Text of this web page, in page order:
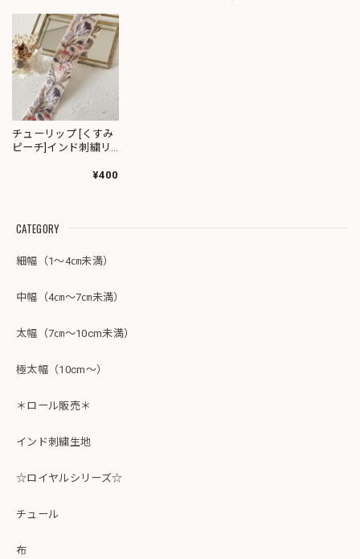
チューリップ [くすみ
ピーチ]インド刺繍リ
¥400
CATEGORY
細幅（1～4㎝未満）
中幅（4㎝～7㎝未満）
太幅（7㎝～10cm未満）
極太幅（10cm～）
＊ロール販売＊
インド刺繍生地
☆ロイヤルシリーズ☆
チュール
布